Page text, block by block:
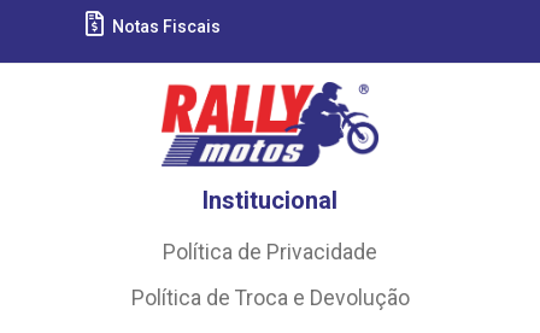
Notas Fiscais
Institucional
Política de Privacidade
Política de Troca e Devolução